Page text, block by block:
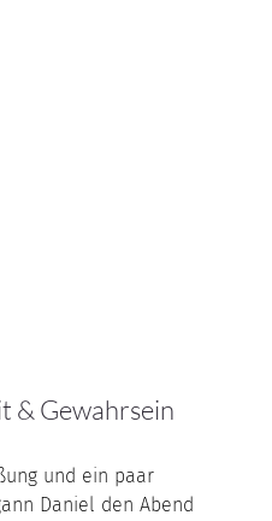
& Gewahrsein
und ein paar
Daniel den Abend